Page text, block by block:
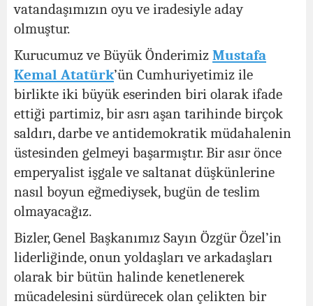
vatandaşımızın oyu ve iradesiyle aday
olmuştur.
Kurucumuz ve Büyük Önderimiz Mustafa
Kemal Atatürk’ün Cumhuriyetimiz ile
birlikte iki büyük eserinden biri olarak ifade
ettiği partimiz, bir asrı aşan tarihinde birçok
saldırı, darbe ve antidemokratik müdahalenin
üstesinden gelmeyi başarmıştır. Bir asır önce
emperyalist işgale ve saltanat düşkünlerine
nasıl boyun eğmediysek, bugün de teslim
olmayacağız.
Bizler, Genel Başkanımız Sayın Özgür Özel’in
liderliğinde, onun yoldaşları ve arkadaşları
olarak bir bütün halinde kenetlenerek
mücadelesini sürdürecek olan çelikten bir